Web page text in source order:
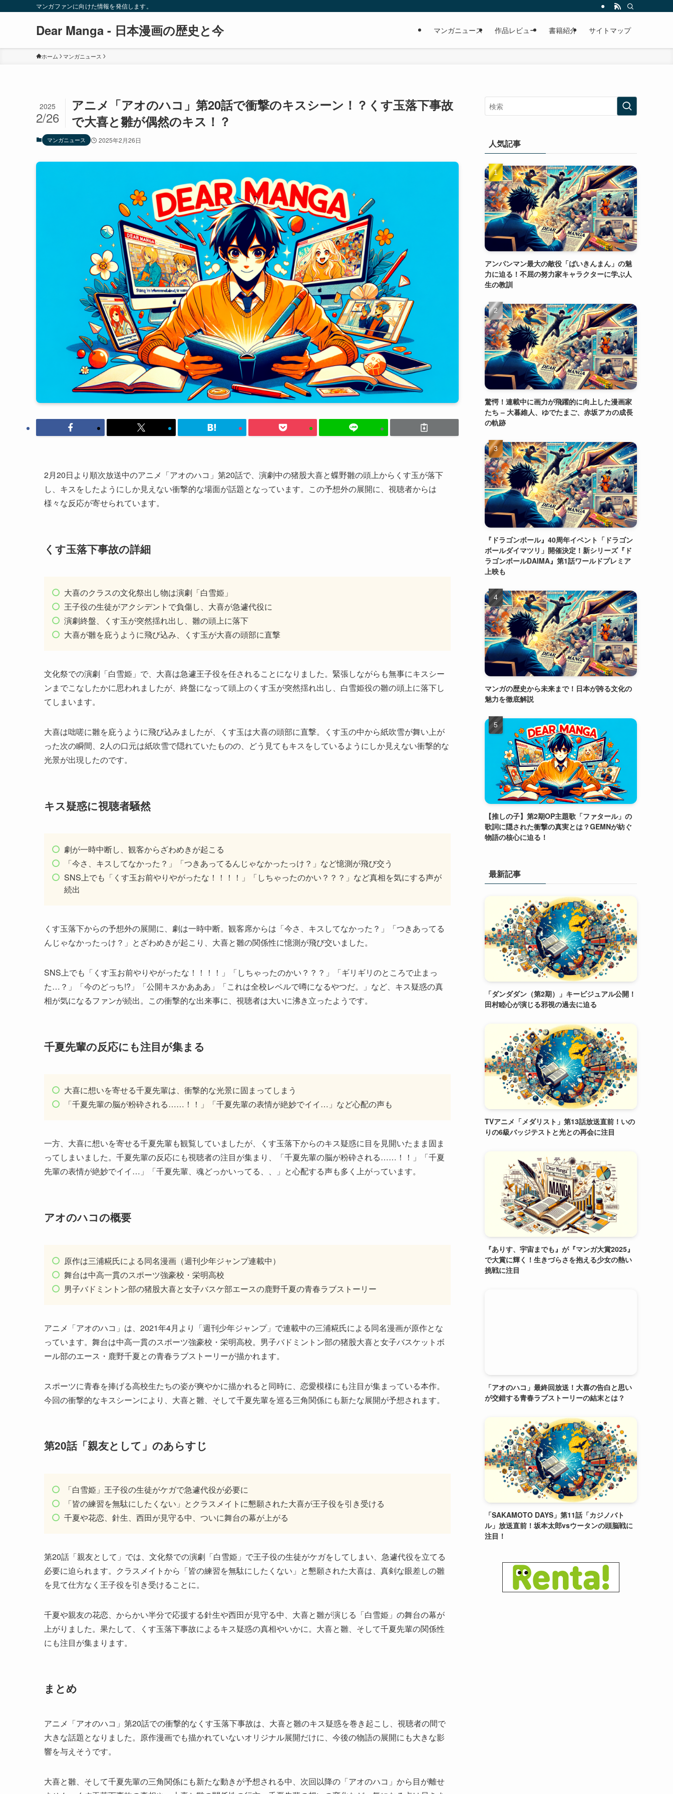
マンガファンに向けた情報を発信します。
Dear Manga - 日本漫画の歴史と今 マンガニュース 作品レビュー 書籍紹介 サイトマップ
ホーム マンガニュース
アニメ「アオのハコ」第20話で衝撃のキスシーン！？くす玉落下事故
で大喜と雛が偶然のキス！？
2025
2/26
マンガニュース 2025年2月26日
2月20日より順次放送中のアニメ「アオのハコ」第20話で、演劇中の猪股大喜と蝶野雛の頭上からくす玉が落下
し、キスをしたようにしか見えない衝撃的な場面が話題となっています。この予想外の展開に、視聴者からは
様々な反応が寄せられています。
くす玉落下事故の詳細
大喜のクラスの文化祭出し物は演劇「白雪姫」
王子役の生徒がアクシデントで負傷し、大喜が急遽代役に
演劇終盤、くす玉が突然揺れ出し、雛の頭上に落下
大喜が雛を庇うように飛び込み、くす玉が大喜の頭部に直撃
文化祭での演劇「白雪姫」で、大喜は急遽王子役を任されることになりました。緊張しながらも無事にキスシー
ンまでこなしたかに思われましたが、終盤になって頭上のくす玉が突然揺れ出し、白雪姫役の雛の頭上に落下し
てしまいます。
大喜は咄嗟に雛を庇うように飛び込みましたが、くす玉は大喜の頭部に直撃。くす玉の中から紙吹雪が舞い上が
った次の瞬間、2人の口元は紙吹雪で隠れていたものの、どう見てもキスをしているようにしか見えない衝撃的な
光景が出現したのです。
キス疑惑に視聴者騒然
劇が一時中断し、観客からざわめきが起こる
「今さ、キスしてなかった？」「つきあってるんじゃなかったっけ？」など憶測が飛び交う
SNS上でも「くす玉お前やりやがったな！！！！」「しちゃったのかい？？？」など真相を気にする声が
続出
くす玉落下からの予想外の展開に、劇は一時中断。観客席からは「今さ、キスしてなかった？」「つきあってる
んじゃなかったっけ？」とざわめきが起こり、大喜と雛の関係性に憶測が飛び交いました。
SNS上でも「くす玉お前やりやがったな！！！！」「しちゃったのかい？？？」「ギリギリのところで止まっ
た…？」「今のどっち!?」「公開キスかあああ」「これは全校レベルで噂になるやつだ。」など、キス疑惑の真
相が気になるファンが続出。この衝撃的な出来事に、視聴者は大いに沸き立ったようです。
千夏先輩の反応にも注目が集まる
大喜に想いを寄せる千夏先輩は、衝撃的な光景に固まってしまう
「千夏先輩の脳が粉砕される……！！」「千夏先輩の表情が絶妙でイイ…」など心配の声も
一方、大喜に想いを寄せる千夏先輩も観覧していましたが、くす玉落下からのキス疑惑に目を見開いたまま固ま
ってしまいました。千夏先輩の反応にも視聴者の注目が集まり、「千夏先輩の脳が粉砕される……！！」「千夏
先輩の表情が絶妙でイイ…」「千夏先輩、魂どっかいってる、、」と心配する声も多く上がっています。
アオのハコの概要
原作は三浦糀氏による同名漫画（週刊少年ジャンプ連載中）
舞台は中高一貫のスポーツ強豪校・栄明高校
男子バドミントン部の猪股大喜と女子バスケ部エースの鹿野千夏の青春ラブストーリー
アニメ「アオのハコ」は、2021年4月より「週刊少年ジャンプ」で連載中の三浦糀氏による同名漫画が原作とな
っています。舞台は中高一貫のスポーツ強豪校・栄明高校。男子バドミントン部の猪股大喜と女子バスケットボ
ール部のエース・鹿野千夏との青春ラブストーリーが描かれます。
スポーツに青春を捧げる高校生たちの姿が爽やかに描かれると同時に、恋愛模様にも注目が集まっている本作。
今回の衝撃的なキスシーンにより、大喜と雛、そして千夏先輩を巡る三角関係にも新たな展開が予想されます。
第20話「親友として」のあらすじ
「白雪姫」王子役の生徒がケガで急遽代役が必要に
「皆の練習を無駄にしたくない」とクラスメイトに懇願された大喜が王子役を引き受ける
千夏や花恋、針生、西田が見守る中、ついに舞台の幕が上がる
第20話「親友として」では、文化祭での演劇「白雪姫」で王子役の生徒がケガをしてしまい、急遽代役を立てる
必要に迫られます。クラスメイトから「皆の練習を無駄にしたくない」と懇願された大喜は、真剣な眼差しの雛
を見て仕方なく王子役を引き受けることに。
千夏や親友の花恋、からかい半分で応援する針生や西田が見守る中、大喜と雛が演じる「白雪姫」の舞台の幕が
上がりました。果たして、くす玉落下事故によるキス疑惑の真相やいかに。大喜と雛、そして千夏先輩の関係性
にも注目が集まります。
まとめ
アニメ「アオのハコ」第20話での衝撃的なくす玉落下事故は、大喜と雛のキス疑惑を巻き起こし、視聴者の間で
大きな話題となりました。原作漫画でも描かれていないオリジナル展開だけに、今後の物語の展開にも大きな影
響を与えそうです。
大喜と雛、そして千夏先輩の三角関係にも新たな動きが予想される中、次回以降の「アオのハコ」から目が離せ
人気記事
アンパンマン最大の敵役「ばいきんまん」の魅
力に迫る！不屈の努力家キャラクターに学ぶ人
生の教訓
驚愕！連載中に画力が飛躍的に向上した漫画家
たち – 大暮維人、ゆでたまご、赤坂アカの成長
の軌跡
『ドラゴンボール』40周年イベント「ドラゴン
ボールダイマツリ」開催決定！新シリーズ『ド
ラゴンボールDAIMA』第1話ワールドプレミア
上映も
マンガの歴史から未来まで！日本が誇る文化の
魅力を徹底解説
【推しの子】第2期OP主題歌「ファタール」の
歌詞に隠された衝撃の真実とは？GEMNが紡ぐ
物語の核心に迫る！
最新記事
「ダンダダン（第2期）」キービジュアル公開！
田村睦心が演じる邪視の過去に迫る
TVアニメ「メダリスト」第13話放送直前！いの
りの6級バッジテストと光との再会に注目
『ありす、宇宙までも』が『マンガ大賞2025』
で大賞に輝く！生きづらさを抱える少女の熱い
挑戦に注目
「アオのハコ」最終回放送！大喜の告白と思い
が交錯する青春ラブストーリーの結末とは？
「SAKAMOTO DAYS」第11話「カジノバト
ル」放送直前！坂本太郎vsウータンの頭脳戦に
注目！